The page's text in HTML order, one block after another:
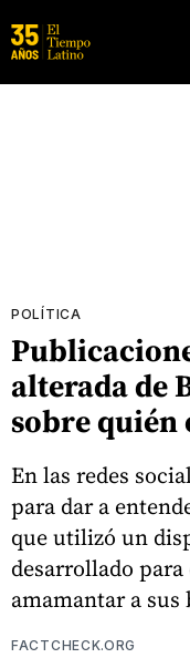
POLÍTICA
alterada de
sobre quién
En las redes
para dar a
que utilizó un
desarrollado
amamantar a sus
FACTCHECK.ORG